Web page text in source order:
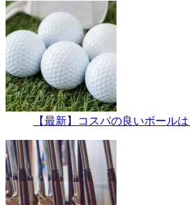
【最新】コスパの良いボール